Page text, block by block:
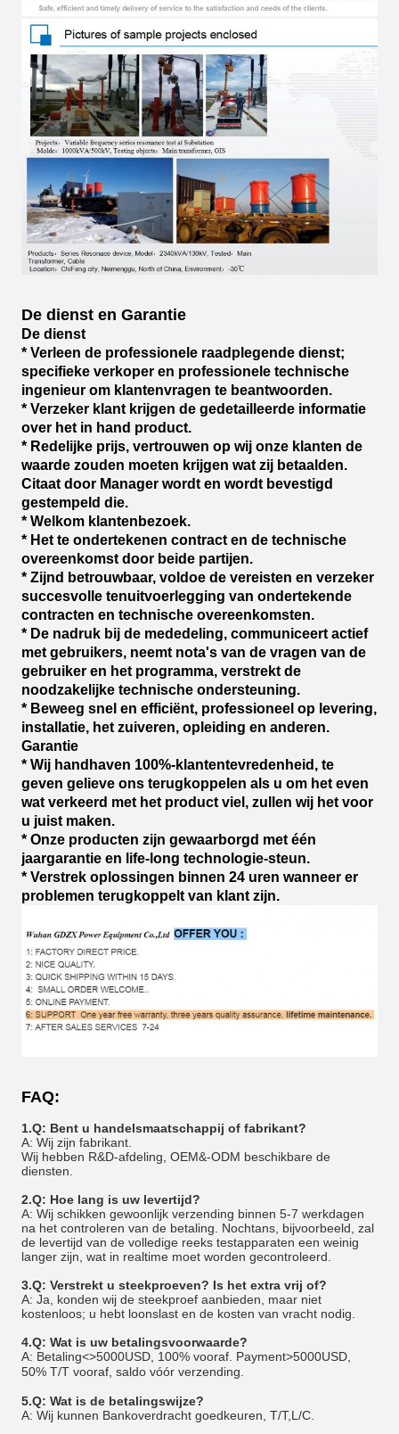
De dienst en Garantie
De dienst
* Verleen de professionele raadplegende dienst;
specifieke verkoper en professionele technische
ingenieur om klantenvragen te beantwoorden.
* Verzeker klant krijgen de gedetailleerde informatie
over het in hand product.
* Redelijke prijs, vertrouwen op wij onze klanten de
waarde zouden moeten krijgen wat zij betaalden.
Citaat door Manager wordt en wordt bevestigd
gestempeld die.
* Welkom klantenbezoek.
* Het te ondertekenen contract en de technische
overeenkomst door beide partijen.
* Zijnd betrouwbaar, voldoe de vereisten en verzeker
succesvolle tenuitvoerlegging van ondertekende
contracten en technische overeenkomsten.
* De nadruk bij de mededeling, communiceert actief
met gebruikers, neemt nota's van de vragen van de
gebruiker en het programma, verstrekt de
noodzakelijke technische ondersteuning.
* Beweeg snel en efficiënt, professioneel op levering,
installatie, het zuiveren, opleiding en anderen.
Garantie
* Wij handhaven 100%-klantentevredenheid, te
geven gelieve ons terugkoppelen als u om het even
wat verkeerd met het product viel, zullen wij het voor
u juist maken.
* Onze producten zijn gewaarborgd met één
jaargarantie en life-long technologie-steun.
* Verstrek oplossingen binnen 24 uren wanneer er
problemen terugkoppelt van klant zijn.
FAQ:
1.Q: Bent u handelsmaatschappij of fabrikant?
A: Wij zijn fabrikant.
Wij hebben R&D-afdeling, OEM&-ODM beschikbare de
diensten.
2.Q: Hoe lang is uw levertijd?
A: Wij schikken gewoonlijk verzending binnen 5-7 werkdagen
na het controleren van de betaling. Nochtans, bijvoorbeeld, zal
de levertijd van de volledige reeks testapparaten een weinig
langer zijn, wat in realtime moet worden gecontroleerd.
3.Q: Verstrekt u steekproeven? Is het extra vrij of?
A: Ja, konden wij de steekproef aanbieden, maar niet
kostenloos; u hebt loonslast en de kosten van vracht nodig.
4.Q: Wat is uw betalingsvoorwaarde?
A: Betaling<>5000USD, 100% vooraf. Payment>5000USD,
50% T/T vooraf, saldo vóór verzending.
5.Q: Wat is de betalingswijze?
A: Wij kunnen Bankoverdracht goedkeuren, T/T,L/C.